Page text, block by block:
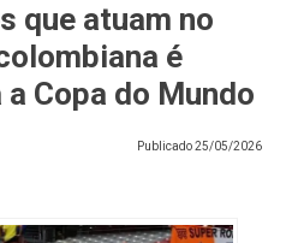
que atuam no
é
Copa do Mundo
Publicado25/05/2026